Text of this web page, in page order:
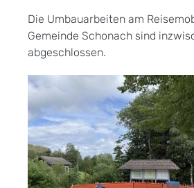
Die Umbauarbeiten am
Gemeinde Schonach sind
abgeschlossen.